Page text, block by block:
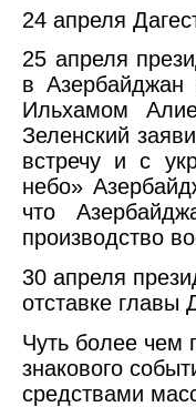
24 апреля
25 апреля
в Азербайджан
Ильхамом
Зеленский
встречу и с
небо»
что
производство
30 апреля
отставке главы
Чуть более чем
знакового
средствами